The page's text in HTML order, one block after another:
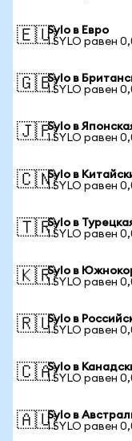
🇪🇺Sylo в Евро
1 SYLO равен
🇬🇧Sylo в
1 SYLO равен
🇯🇵Sylo в
1 SYLO равен
🇨🇳Sylo в
1 SYLO равен
🇹🇷Sylo в
1 SYLO равен
🇰🇷Sylo в
1 SYLO равен
🇷🇺Sylo в
1 SYLO равен
🇨🇦Sylo в
1 SYLO равен
🇦🇺Sylo в
1 SYLO равен